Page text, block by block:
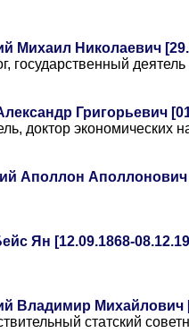
Михаил Николаевич
государственный деятель
Григорьевич
доктор экономических
Аполлон Аполлонович
Ян [12.09.1868-
Владимир Михайлович
статский